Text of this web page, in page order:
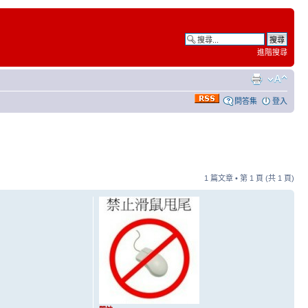
進階搜尋
問答集 登入
1 篇文章 • 第 1 頁 (共 1 頁)